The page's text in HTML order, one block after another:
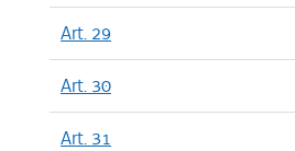
Art. 29
Art. 30
Art. 31